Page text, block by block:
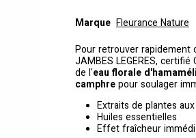
Marque Fleurance Nature
Pour retrouver rapidement
JAMBES LEGERES,
de l'eau florale
camphrepour soulager
Extraits de plantes
Huiles essentielles
Effet fraîcheur